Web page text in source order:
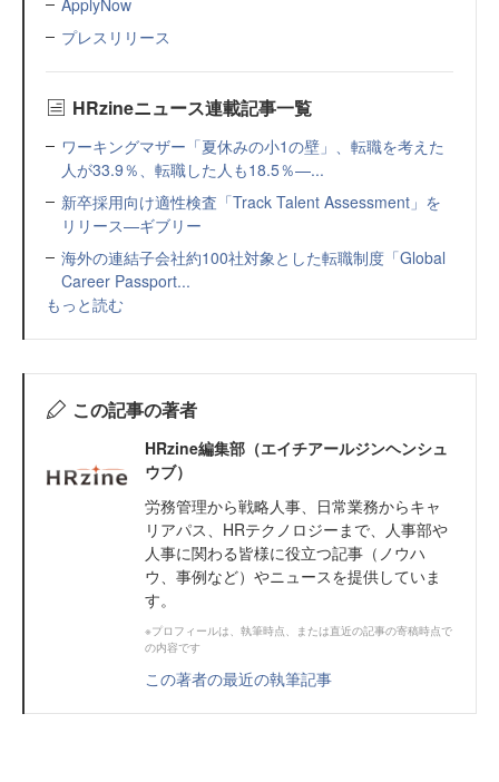
プレスリリース
HRzineニュース連載記事一覧
ワーキングマザー「夏休みの小1の壁」、転職を考えた
人が33.9％、転職した人も18.5％—...
新卒採用向け適性検査「Track Talent Assessment」を
リリース—ギブリー
海外の連結子会社約100社対象とした転職制度「Global
Career Passport...
もっと読む
この記事の著者
HRzine編集部（エイチアールジンヘンシュ
ウブ）
労務管理から戦略人事、日常業務からキャ
リアパス、HRテクノロジーまで、人事部や
人事に関わる皆様に役立つ記事（ノウハ
ウ、事例など）やニュースを提供していま
す。
※プロフィールは、執筆時点、または直近の記事の寄稿時点で
の内容です
この著者の最近の執筆記事